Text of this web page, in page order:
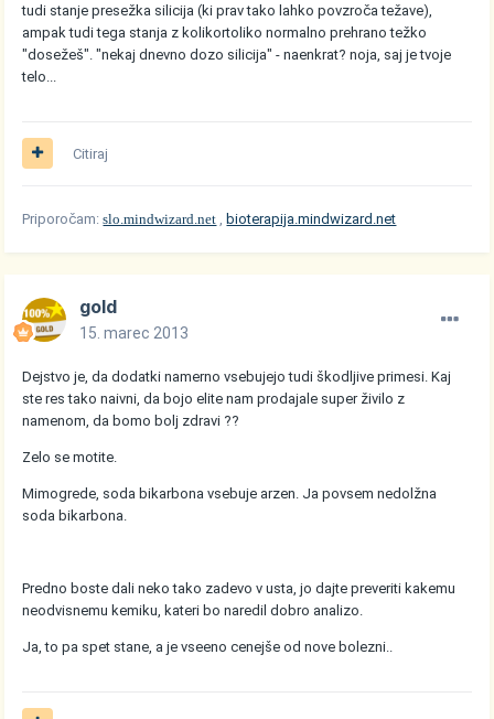
tudi stanje presežka silicija (ki prav tako lahko povzroča težave),
ampak tudi tega stanja z kolikortoliko normalno prehrano težko
"dosežeš". "nekaj dnevno dozo silicija" - naenkrat? noja, saj je tvoje
telo...
Citiraj
Priporočam:slo.mindwizard.net ,bioterapija.mindwizard.net
gold
15. marec 2013
Dejstvo je, da dodatki namerno vsebujejo tudi škodljive primesi. Kaj
ste res tako naivni, da bojo elite nam prodajale super živilo z
namenom, da bomo bolj zdravi ??
Zelo se motite.
Mimogrede, soda bikarbona vsebuje arzen. Ja povsem nedolžna
soda bikarbona.
Predno boste dali neko tako zadevo v usta, jo dajte preveriti kakemu
neodvisnemu kemiku, kateri bo naredil dobro analizo.
Ja, to pa spet stane, a je vseeno cenejše od nove bolezni..